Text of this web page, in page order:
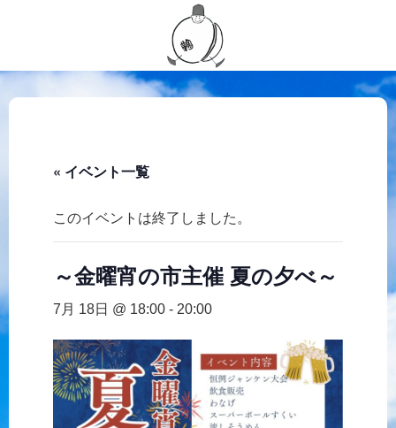
« イベント一覧
このイベントは終了しました。
～金曜宵の市主催 夏の夕べ～
7月 18日 @ 18:00 - 20:00